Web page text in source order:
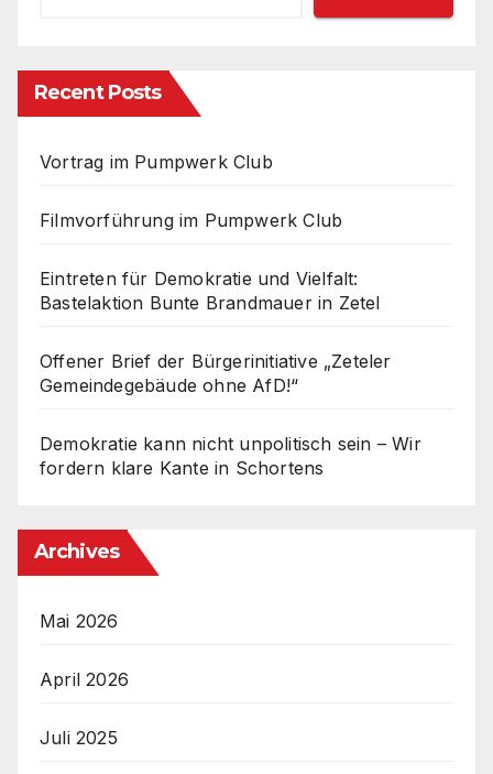
Recent Posts
Vortrag im Pumpwerk Club
Filmvorführung im Pumpwerk Club
Eintreten für Demokratie und Vielfalt:
Bastelaktion Bunte Brandmauer in Zetel
Offener Brief der Bürgerinitiative „Zeteler
Gemeindegebäude ohne AfD!“
Demokratie kann nicht unpolitisch sein – Wir
fordern klare Kante in Schortens
Archives
Mai 2026
April 2026
Juli 2025